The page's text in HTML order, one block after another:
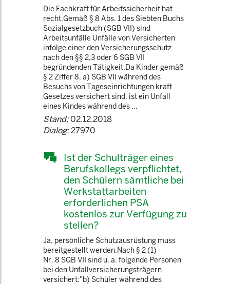
Die Fachkraft für Arbeitssicherheit hat
recht.Gemäß § 8 Abs. 1 des Siebten Buchs
Sozialgesetzbuch (SGB VII) sind
Arbeitsunfälle Unfälle von Versicherten
infolge einer den Versicherungsschutz
nach den §§ 2,3 oder 6 SGB VII
begründenden Tätigkeit.Da Kinder gemäß
§ 2 Ziffer 8. a) SGB VII während des
Besuchs von Tageseinrichtungen kraft
Gesetzes versichert sind, ist ein Unfall
eines Kindes während des ...
Stand:02.12.2018
Dialog:27970
Ist der Schulträger eines
Berufskollegs verpflichtet,
den Schülern sämtliche bei
Werkstattarbeiten
erforderlichen PSA
kostenlos zur Verfügung zu
stellen?
Ja, persönliche Schutzausrüstung muss
bereitgestellt werden.Nach § 2 (1)
Nr. 8 SGB VII sind u. a. folgende Personen
bei den Unfallversicherungsträgern
versichert:"b) Schüler während des